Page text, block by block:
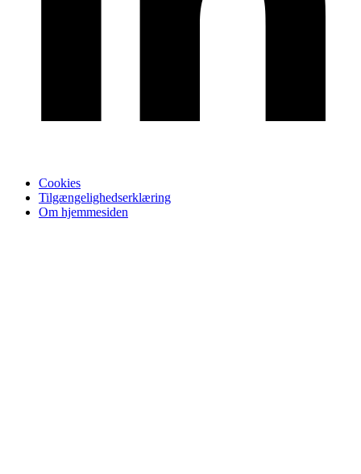
Cookies
Tilgængelighedserklæring
Om hjemmesiden